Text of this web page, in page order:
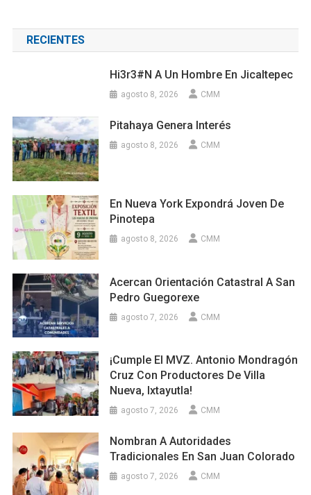
RECIENTES
Hi3r3#n A Un Hombre En Jicaltepec
agosto 8, 2026 CMM
Pitahaya Genera Interés
agosto 8, 2026 CMM
En Nueva York Expondrá Joven De
Pinotepa
agosto 8, 2026 CMM
Acercan Orientación Catastral A San
Pedro Guegorexe
agosto 7, 2026 CMM
¡Cumple El MVZ. Antonio Mondragón
Cruz Con Productores De Villa
Nueva, Ixtayutla!
agosto 7, 2026 CMM
Nombran A Autoridades
Tradicionales En San Juan Colorado
agosto 7, 2026 CMM